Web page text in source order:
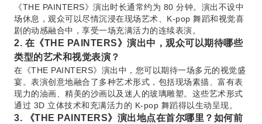
《THE PAINTERS》演出时长通常约为 80 分钟。演出不设中
场休息，观众可以尽情沉浸在现场艺术、K-pop 舞蹈和视觉喜
剧的动感融合中，享受一场充满活力的连续表演。
2. 在《THE PAINTERS》演出中，观众可以期待哪些
类型的艺术和视觉表演？
在《THE PAINTERS》演出中，您可以期待一场多元的视觉盛
宴。表演创意地融合了多种艺术形式，包括现场素描、富有表
现力的油画、精美的沙画以及迷人的玻璃雕塑。这些艺术形式
通过 3D 立体技术和充满活力的 K-pop 舞蹈得以生动呈现。
3. 《THE PAINTERS》演出地点在首尔哪里？如何前